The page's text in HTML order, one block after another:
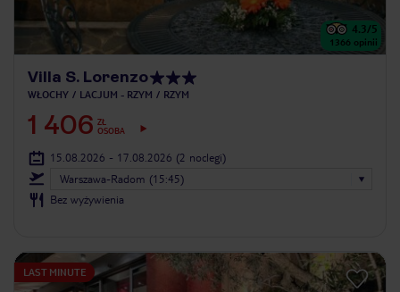
4.3/5
1366 opinii
Villa S. Lorenzo
WŁOCHY LACJUM - RZYM RZYM
1 406 ZŁ
OSOBA
15.08.2026 - 17.08.2026 (2 noclegi)
Warszawa-Radom (15:45)
Bez wyżywienia
LAST MINUTE